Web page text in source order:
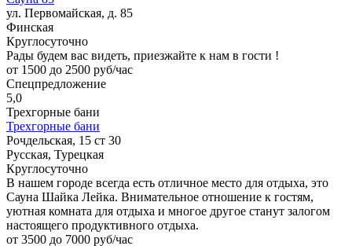
ул. Первомайская, д. 85
Финская
Круглосуточно
Рады будем вас видеть, приезжайте к нам в гости !
от 1500 до 2500 руб/час
Спецпредложение
5,0
Трехгорные бани
Трехгорные бани
Рочдельская, 15 ст 30
Русская, Турецкая
Круглосуточно
В нашем городе всегда есть отличное место для отдыха, это
Сауна Шайка Лейка. Внимательное отношение к гостям,
уютная комната для отдыха и многое другое станут залогом
настоящего продуктивного отдыха.
от 3500 до 7000 руб/час